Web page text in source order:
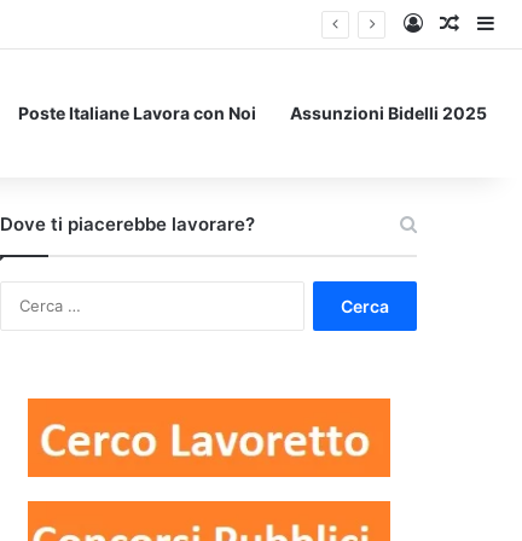
Accedi
Un
Poste Italiane Lavora con Noi Assunzioni Bidelli 2025
Dove ti piacerebbe lavorare?